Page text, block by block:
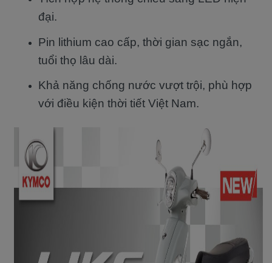
đại.
Pin lithium cao cấp, thời gian sạc ngắn,
tuổi thọ lâu dài.
Khả năng chống nước vượt trội, phù hợp
với điều kiện thời tiết Việt Nam.